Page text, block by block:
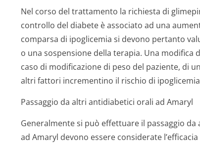
Nel corso del trattamento la richiesta di
controllo del diabete è associato ad una
comparsa di ipoglicemia si devono pertanto
o una sospensione della terapia. Una modifica
caso di modificazione di peso del paziente, di
altri fattori incrementino il rischio di
Passaggio da altri antidiabetici orali ad Amaryl
Generalmente si può effettuare il passaggio
ad Amaryl devono essere considerate